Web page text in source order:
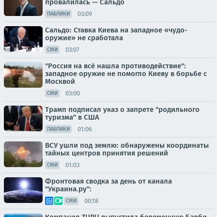
провалилась — Сальдо
ПАБЛИКИ 03:09
Сальдо: Ставка Киева на западное «чудо-
оружие» не сработала
СМИ 03:07
"Россия на всё нашла противодействие":
западное оружие не помогло Киеву в борьбе с
Москвой
СМИ 03:00
Трамп подписал указ о запрете "родильного
туризма" в США
ПАБЛИКИ 01:06
ВСУ ушли под землю: обнаружены координаты
тайных центров принятия решений
СМИ 01:03
Фронтовая сводка за день от канала
"Украина.ру":
СМИ 00:18